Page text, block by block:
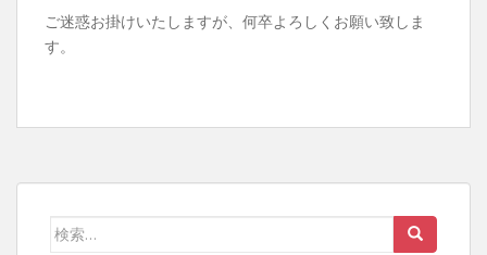
ご迷惑お掛けいたしますが、何卒よろしくお願い致しま
す。
検